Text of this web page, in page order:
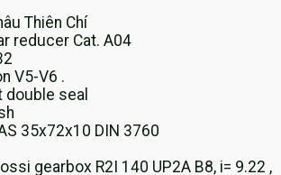
Thiên Chí
reducer Cat. A04
V5-V6 .
double seal
35x72x10 DIN 3760
gearbox R2I 140 UP2A B8, i= 9.22 ,